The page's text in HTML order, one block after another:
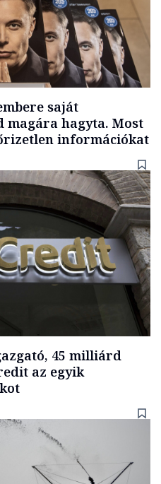
saját
hagyta. Most
információkat
45 milliárd
az egyik